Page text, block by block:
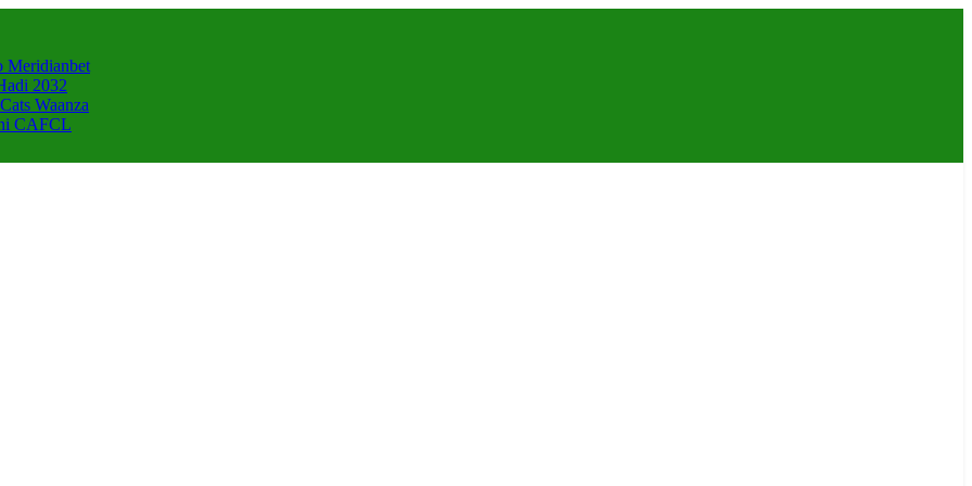
Meridianbet
2032
Waanza
CAFCL